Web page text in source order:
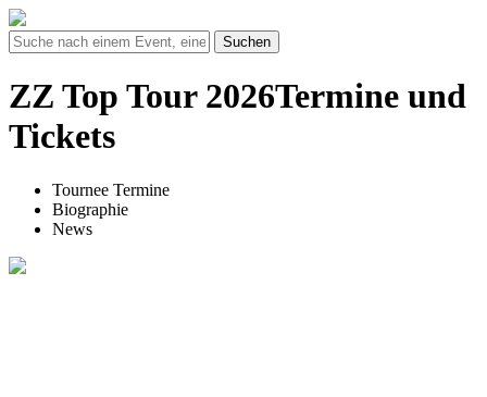
Suchen
ZZ Top Tour 2026Termine und
Tickets
Tournee Termine
Biographie
News